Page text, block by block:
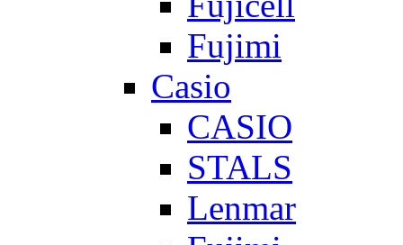
Fujimi
Casio
CASIO
STALS
Lenmar